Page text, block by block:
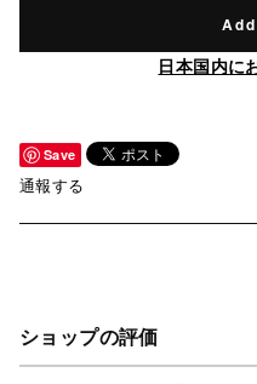
日本国内に
Save
通報する
ショップの評価